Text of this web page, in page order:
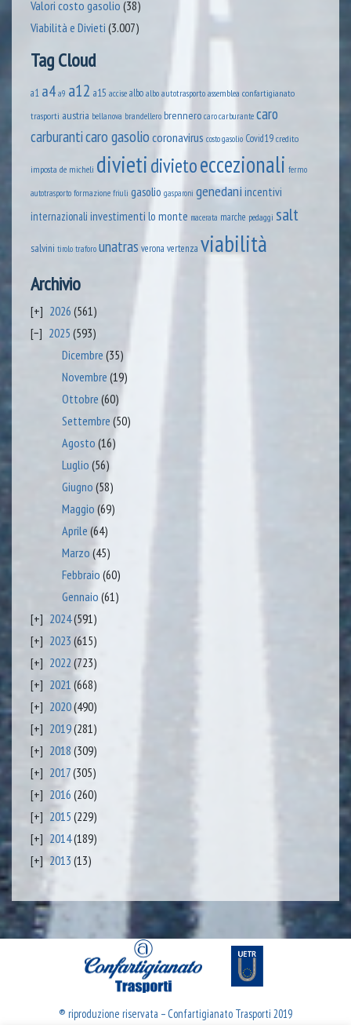
Valori costo gasolio (38)
Viabilità e Divieti (3.007)
Tag Cloud
a1 a4 a9 a12 a15 accise albo albo autotrasporto assemblea confartigianato
trasporti austria bellanova brandellero brennero caro carburante caro
carburanticaro gasoliocoronavirus costo gasolio Covid19credito
imposta de micheli divietidivietoeccezionali fermo
autotrasporto formazione friuli gasolio gasparoni genedani incentivi
internazionali investimenti lo monte macerata marche pedaggi salt
salvini tirolo traforo unatras verona vertenza viabilità
Archivio
2026 (561)
2025 (593)
Dicembre (35)
Novembre (19)
Ottobre (60)
Settembre (50)
Agosto (16)
Luglio (56)
Giugno (58)
Maggio (69)
Aprile (64)
Marzo (45)
Febbraio (60)
Gennaio (61)
2024(591)
2023 (615)
2022 (723)
2021 (668)
2020(490)
2019(281)
2018 (309)
2017(305)
2016 (260)
2015 (229)
2014(189)
2013 (13)
® riproduzione riservata – Confartigianato Trasporti 2019